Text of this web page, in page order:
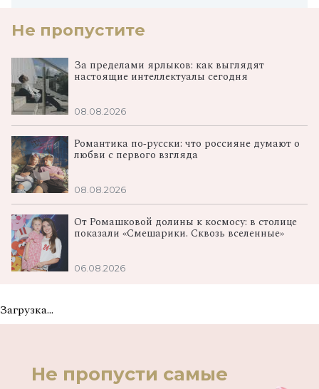
Не пропустите
За пределами ярлыков: как выглядят
настоящие интеллектуалы сегодня
08.08.2026
Романтика по‑русски: что россияне думают о
любви с первого взгляда
08.08.2026
От Ромашковой долины к космосу: в столице
показали «Смешарики. Сквозь вселенные»
06.08.2026
Загрузка...
Не пропусти самые